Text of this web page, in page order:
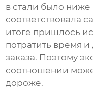
в стали было
соответствовала
итоге пришлось
потратить время
заказа. Поэтому
соотношении
дороже.